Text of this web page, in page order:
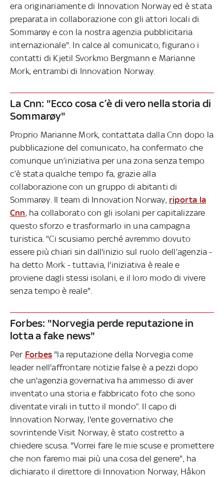
era originariamente di Innovation Norway ed è stata
preparata in collaborazione con gli attori locali di
Sommarøy e con la nostra agenzia pubblicitaria
internazionale". In calce al comunicato, figurano i
contatti di Kjetil Svorkmo Bergmann e Marianne
Mork, entrambi di Innovation Norway.
La Cnn: "Ecco cosa c’è di vero nella storia di
Sommarøy"
Proprio Marianne Mork, contattata dalla Cnn dopo la
pubblicazione del comunicato, ha confermato che
comunque un’iniziativa per una zona senza tempo
c’è stata qualche tempo fa, grazie alla
collaborazione con un gruppo di abitanti di
Sommarøy. Il team di Innovation Norway, riporta la
Cnn, ha collaborato con gli isolani per capitalizzare
questo sforzo e trasformarlo in una campagna
turistica. "Ci scusiamo perché avremmo dovuto
essere più chiari sin dall'inizio sul ruolo dell’agenzia -
​​ha detto Mork - tuttavia, l'iniziativa è reale e
proviene dagli stessi isolani, e il loro modo di vivere
senza tempo è reale".
Forbes: "Norvegia perde reputazione in
lotta a fake news"
Per Forbes "la reputazione della Norvegia come
leader nell'affrontare notizie false è a pezzi dopo
che un'agenzia governativa ha ammesso di aver
inventato una storia e fabbricato foto che sono
diventate virali in tutto il mondo”. Il capo di
Innovation Norway, l'ente governativo che
sovrintende Visit Norway, è stato costretto a
chiedere scusa. "Vorrei fare le mie scuse e promettere
che non faremo mai più una cosa del genere", ha
dichiarato il direttore di Innovation Norway, Håkon